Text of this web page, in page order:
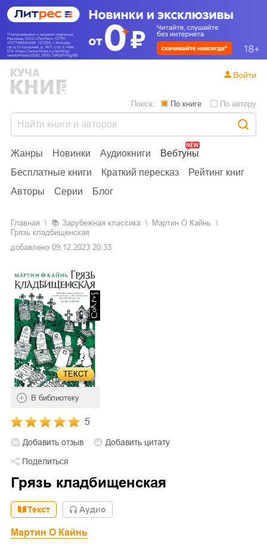
Жанры Новинки Аудиокниги
Вебтуны
Бесплатные книги
Краткий пересказ
Рейтинг книг
Авторы
Серии Блог
Поиск: По книге По автору
Войти
Главная 📚 зарубежная классика
Мартин О Кайнь
Грязь кладбищенская
добавлено 09.12.2023 20:33
ТЕКСТ
В библиотеку
5
Добавить отзыв
Добавить цитату
Поделиться
Грязь кладбищенская
Текст Aудио
Мартин О Кайнь